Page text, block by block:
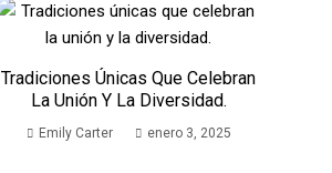
Tradiciones Únicas Que Celebran
La Unión Y La Diversidad.
Emily Carter enero 3, 2025